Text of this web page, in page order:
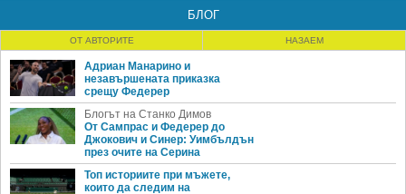
БЛОГ
ОТ АВТОРИТЕ НАЗАЕМ
Адриан Манарино и
незавършената приказка
срещу Федерер
Блогът на Станко Димов
От Сампрас и Федерер до
Джокович и Синер: Уимбълдън
през очите на Серина
Топ историите при мъжете,
които да следим на